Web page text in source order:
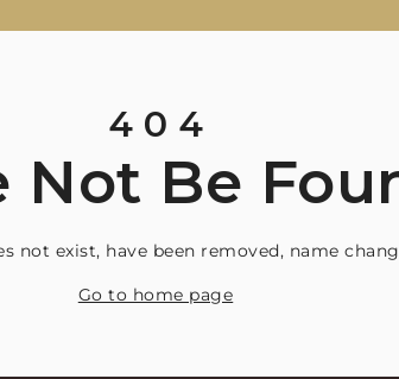
4 0 4
Not Be
not exist, have been removed, name
Go to home page